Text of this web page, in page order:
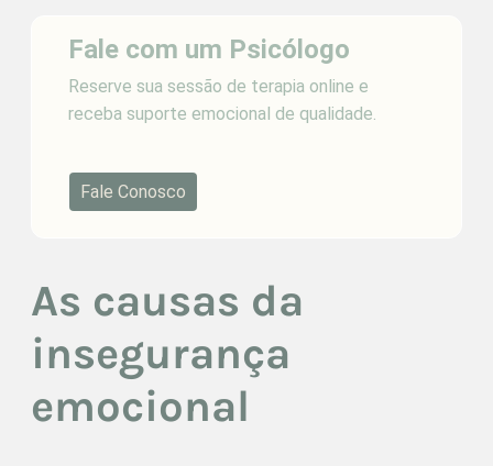
Fale com um Psicólogo
Reserve sua sessão de terapia online e
receba suporte emocional de qualidade.
Fale Conosco
As causas da
insegurança
emocional